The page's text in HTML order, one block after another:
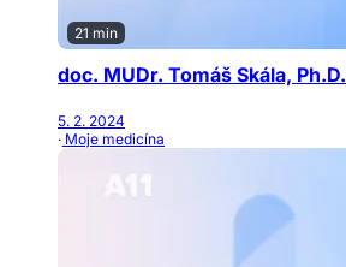
21 min
doc. MUDr. Tomáš Skála, Ph.D.
5. 2. 2024
· Moje medicína